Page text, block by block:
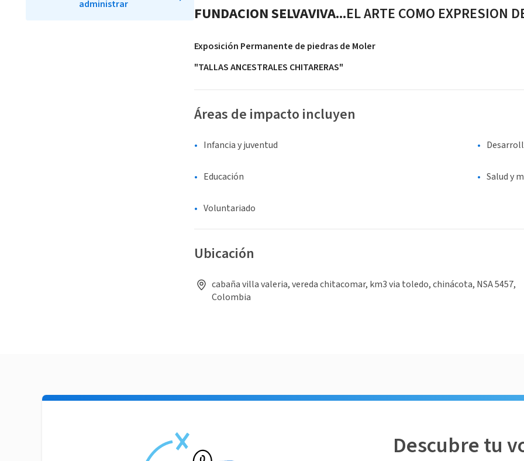
FUNDACION SELVAVIVA...EL ARTE COMO EXPRESION
Exposición Permanente de piedras de Moler
"TALLAS ANCESTRALES CHITARERAS"
Áreas de impacto incluyen
Infancia y juventud
Educación Salud y
Voluntariado
Ubicación
cabaña villa valeria, vereda chitacomar, km3 via toledo, chinácota, NSA 5457,
Colombia
administrar
Descubre tu